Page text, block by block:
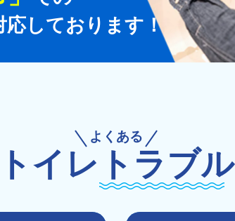
しております！
よくある
トイレ トラブル